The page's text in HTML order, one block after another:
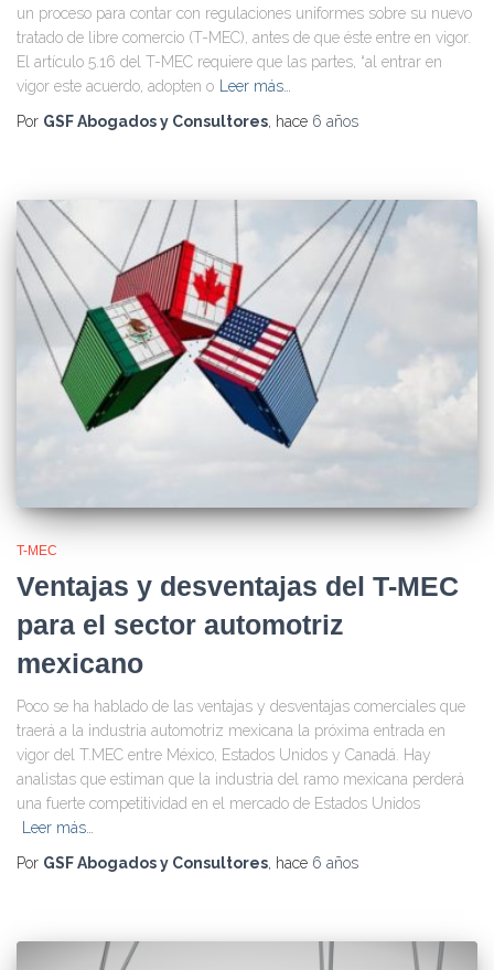
un proceso para contar con regulaciones uniformes sobre su nuevo
tratado de libre comercio (T-MEC), antes de que éste entre en vigor.
El artículo 5.16 del T-MEC requiere que las partes, “al entrar en
vigor este acuerdo, adopten o Leer más…
Por GSF Abogados y Consultores, hace 6 años
T-MEC
Ventajas y desventajas del T-MEC
para el sector automotriz
mexicano
Poco se ha hablado de las ventajas y desventajas comerciales que
traerá a la industria automotriz mexicana la próxima entrada en
vigor del T.MEC entre México, Estados Unidos y Canadá. Hay
analistas que estiman que la industria del ramo mexicana perderá
una fuerte competitividad en el mercado de Estados Unidos
Leer más…
Por GSF Abogados y Consultores, hace 6 años